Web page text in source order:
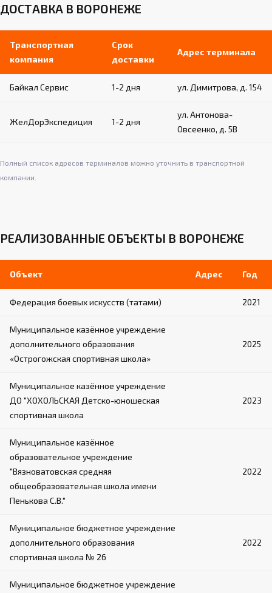
ДОСТАВКА В ВОРОНЕЖЕ
Транспортная
компания
Срок
доставки
Адрес терминала
Байкал Сервис 1-2 дня ул. Димитрова, д. 154
ЖелДорЭкспедиция 1-2 дня
ул. Антонова-
Овсеенко, д. 5В
Полный список адресов терминалов можно уточнить в транспортной
компании.
РЕАЛИЗОВАННЫЕ ОБЪЕКТЫ В ВОРОНЕЖЕ
Объект Адрес Год
Федерация боевых искусств (татами) 2021
Муниципальное казённое учреждение
дополнительного образования
«Острогожская спортивная школа»
2025
Муниципальное казённое учреждение
ДО "ХОХОЛЬСКАЯ Детско-юношеская
спортивная школа
2023
Муниципальное казённое
образовательное учреждение
"Вязноватовская средняя
общеобразовательная школа имени
Пенькова С.В."
2022
Муниципальное бюджетное учреждение
дополнительного образования
спортивная школа № 26
2022
Муниципальное бюджетное учреждение